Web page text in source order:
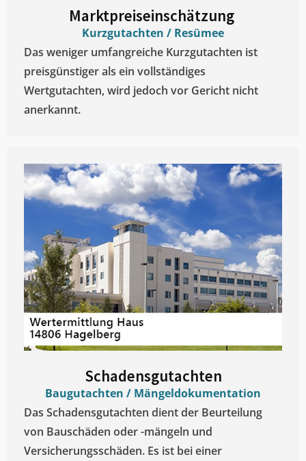
Marktpreiseinschätzung ​
Kurzgutachten / Resümee
Das weniger umfangreiche Kurzgutachten ist
preisgünstiger als ein vollständiges
Wertgutachten, wird jedoch vor Gericht nicht
anerkannt.
Schadensgutachten
Baugutachten / Mängeldokumentation
Das Schadensgutachten dient der Beurteilung
von Bauschäden oder -mängeln und
Versicherungsschäden. Es ist bei einer